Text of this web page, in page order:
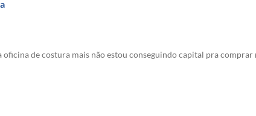
oficina de costura mais não estou conseguindo capital pra